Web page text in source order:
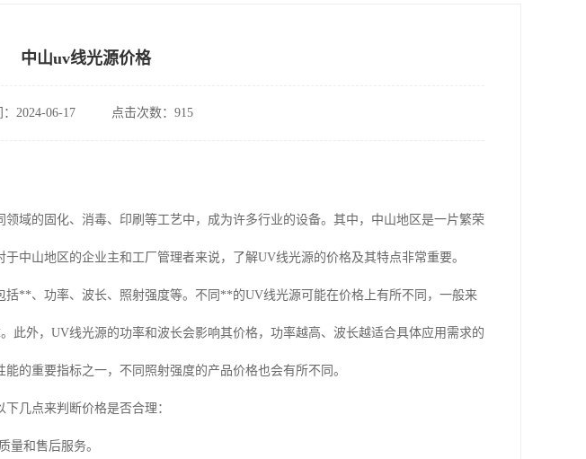
中山uv线光源价格
：2024-06-17 点击次数：915
域的固化、消毒、印刷等工艺中，成为许多行业的设备。其中，中山地区是一片繁荣
中山地区的企业主和工厂管理者来说，了解UV线光源的价格及其特点非常重要。
**、功率、波长、照射强度等。不同**的UV线光源可能在价格上有所不同，一般来
此外，UV线光源的功率和波长会影响其价格，功率越高、波长越适合具体应用需求的
的重要指标之一，不同照射强度的产品价格也会有所不同。
几点来判断价格是否合理：
量和售后服务。